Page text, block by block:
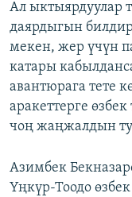
Ал ыктыярдуулар
даярдыгын
мекен, жер үчүн
катары
авантюрага тете
аракеттерге
чоң жаңжалдын
Азимбек
Үңкүр-Тоодо